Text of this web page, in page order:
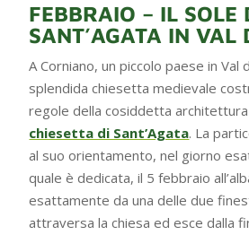
FEBBRAIO – IL SOLE
SANT’AGATA IN VAL
A Corniano, un piccolo paese in Val
splendida chiesetta medievale
regole della cosiddetta
chiesetta di Sant’Agata. La
al suo orientamento, nel giorno
quale è dedicata, il 5 febbraio
esattamente da una delle due
attraversa la chiesa ed esce dalla